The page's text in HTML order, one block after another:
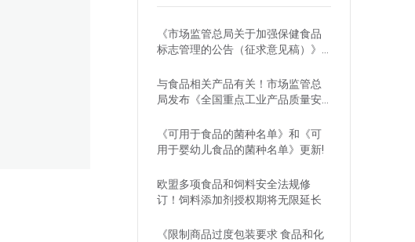
《市场监管总局关于加强保健食品
标志管理的公告（征求意见稿）》
与食品相关产品有关！市场监管总
局发布《全国重点工业产品质量安
《可用于食品的菌种名单》和《可
用于婴幼儿食品的菌种名单》更新!
欧盟多项食品和饲料安全法规修
订！饲料添加剂授权期将无限延长
《限制商品过度包装要求 食品和化